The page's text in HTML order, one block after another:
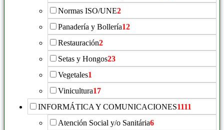
Normas ISO/UNE2
Panadería y Bollería12
Restauración2
Setas y Hongos23
Vegetales1
Vinicultura17
INFORMÁTICA Y COMUNICACIONES1111
Atención Social y/o Sanitária6